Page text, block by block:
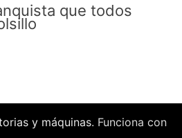
que todos
y máquinas. Funciona con